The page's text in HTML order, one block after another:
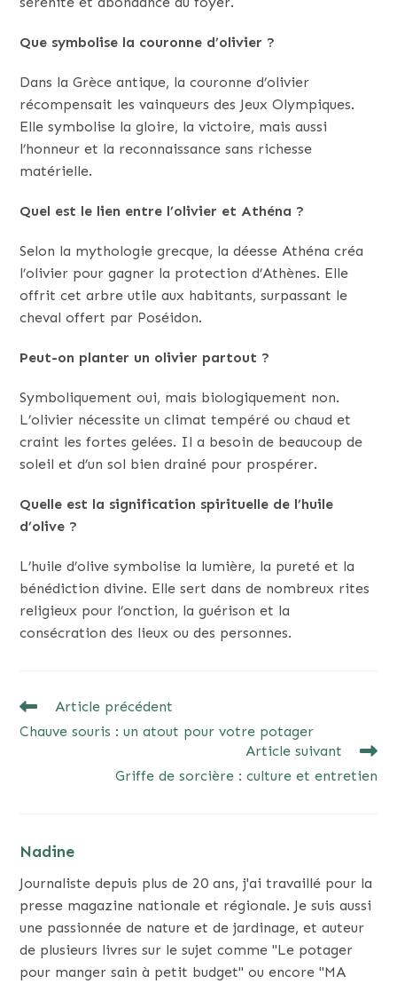
Que symbolise la couronne d’olivier ?
Dans la Grèce antique, la couronne d’olivier
récompensait les vainqueurs des Jeux Olympiques.
Elle symbolise la gloire, la victoire, mais aussi
l’honneur et la reconnaissance sans richesse
matérielle.
Quel est le lien entre l’olivier et Athéna ?
Selon la mythologie grecque, la déesse Athéna créa
l’olivier pour gagner la protection d’Athènes. Elle
offrit cet arbre utile aux habitants, surpassant le
cheval offert par Poséidon.
Peut-on planter un olivier partout ?
Symboliquement oui, mais biologiquement non.
L’olivier nécessite un climat tempéré ou chaud et
craint les fortes gelées. Il a besoin de beaucoup de
soleil et d’un sol bien drainé pour prospérer.
Quelle est la signification spirituelle de l’huile
d’olive ?
L’huile d’olive symbolise la lumière, la pureté et la
bénédiction divine. Elle sert dans de nombreux rites
religieux pour l’onction, la guérison et la
consécration des lieux ou des personnes.
READ
ARTICLES
Article précédent
Chauve souris : un atout pour votre potager
Article suivant
Griffe de sorcière : culture et entretien
Nadine
Journaliste depuis plus de 20 ans, j'ai travaillé pour la
presse magazine nationale et régionale. Je suis aussi
une passionnée de nature et de jardinage, et auteur
de plusieurs livres sur le sujet comme "Le potager
pour manger sain à petit budget" ou encore "MA